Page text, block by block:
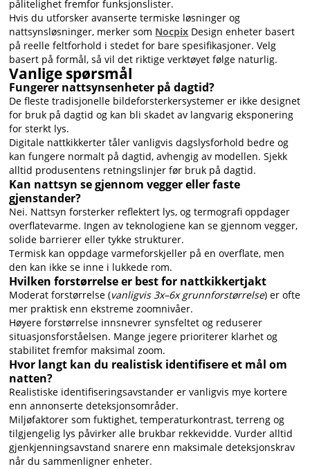
pålitelighet fremfor funksjonslister.
Hvis du utforsker avanserte termiske løsninger og
nattsynsløsninger, merker som Nocpix Design enheter basert
på reelle feltforhold i stedet for bare spesifikasjoner. Velg
basert på formål, så vil det riktige verktøyet følge naturlig.
Vanlige spørsmål
Fungerer nattsynsenheter på dagtid?
De fleste tradisjonelle bildeforsterkersystemer er ikke designet
for bruk på dagtid og kan bli skadet av langvarig eksponering
for sterkt lys.
Digitale nattkikkerter tåler vanligvis dagslysforhold bedre og
kan fungere normalt på dagtid, avhengig av modellen. Sjekk
alltid produsentens retningslinjer før bruk på dagtid.
Kan nattsyn se gjennom vegger eller faste
gjenstander?
Nei. Nattsyn forsterker reflektert lys, og termografi oppdager
overflatevarme. Ingen av teknologiene kan se gjennom vegger,
solide barrierer eller tykke strukturer.
Termisk kan oppdage varmeforskjeller på en overflate, men
den kan ikke se inne i lukkede rom.
Hvilken forstørrelse er best for nattkikkertjakt
Moderat forstørrelse (vanligvis 3x–6x grunnforstørrelse) er ofte
mer praktisk enn ekstreme zoomnivåer.
Høyere forstørrelse innsnevrer synsfeltet og reduserer
situasjonsforståelsen. Mange jegere prioriterer klarhet og
stabilitet fremfor maksimal zoom.
Hvor langt kan du realistisk identifisere et mål om
natten?
Realistiske identifiseringsavstander er vanligvis mye kortere
enn annonserte deteksjonsområder.
Miljøfaktorer som fuktighet, temperaturkontrast, terreng og
tilgjengelig lys påvirker alle brukbar rekkevidde. Vurder alltid
gjenkjenningsavstand snarere enn maksimale deteksjonskrav
når du sammenligner enheter.